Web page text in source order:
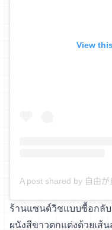
View
ร้านแซนด์วิชแบบซื้อกลับ
ผนังสีขาวตกแต่งด้วยเส้